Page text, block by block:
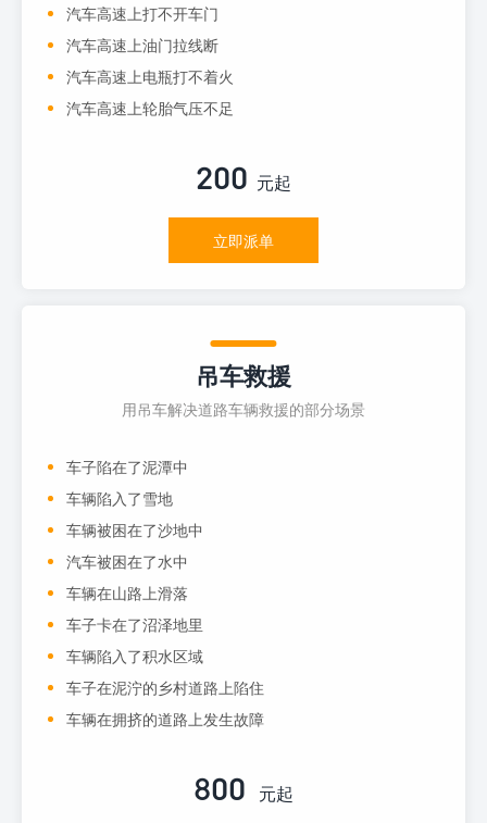
汽车高速上打不开车门
汽车高速上油门拉线断
汽车高速上电瓶打不着火
汽车高速上轮胎气压不足
200 元起
立即派单
吊车救援
用吊车解决道路车辆救援的部分场景
车子陷在了泥潭中
车辆陷入了雪地
车辆被困在了沙地中
汽车被困在了水中
车辆在山路上滑落
车子卡在了沼泽地里
车辆陷入了积水区域
车子在泥泞的乡村道路上陷住
车辆在拥挤的道路上发生故障
800 元起